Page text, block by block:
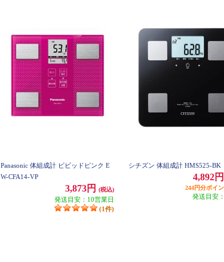
Panasonic 体組成計 ビビッドピンク E
W-CFA14-VP
3,873円 (税込)
発送目安：10営業日
(1件)
シチズン 体組成計 HMS525-BK
4,892円
244円分ポイ
発送目安